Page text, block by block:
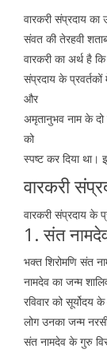
वारकरी संप्रदाय का
संवत की तेरहवी
वारकरी का अर्थ है कि
संप्रदाय के प्रवर्तकों
और
अमृतानुभव नाम के दो
को
स्पष्ट कर दिया था।
वारकरी
वारकरी संप्रदाय
1. संत
भक्त शिरोमणि संत
नामदेव का जन्म
रविवार को
लोग उनका जन्म
संत नामदेव के गुरु